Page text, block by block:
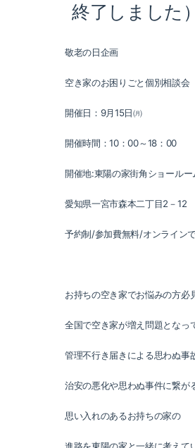
終了しました
敬老の日企画
空き家のお困りごと個別相談会
開催日： 9月15日㈪
開催時間：10：00～18： 00
開催地:東陽の家街角ショール
愛知県一宮市森本二丁目2 －12
予約制/参加費無料/オンライン
お持ちの空き家でお悩みの方必
全国で空き家が増え問題となっ
管理不行き届きによる思わぬ事
治安の悪化や思わぬ事件に繋が
思い入れのあるお持ちの家の